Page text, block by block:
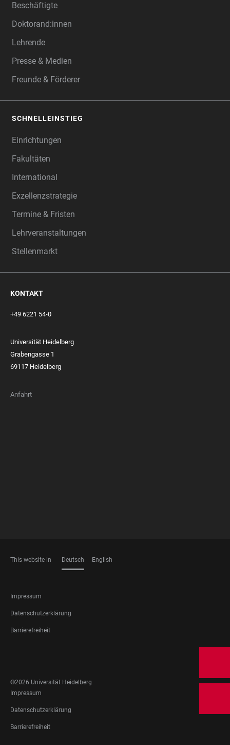
Beschäftigte
Doktorand:innen
Lehrende
Presse & Medien
Freunde & Förderer
SCHNELLEINSTIEG
Einrichtungen
Fakultäten
International
Exzellenzstrategie
Termine & Fristen
Lehrveranstaltungen
Stellenmarkt
KONTAKT
+49 6221 54-0
Universität Heidelberg
Grabengasse 1
69117 Heidelberg
Anfahrt
This website in Deutsch English
FOOTER
LEGAL
Impressum
Datenschutzerklärung
Barrierefreiheit
MEDIA
©2026 Universität Heidelberg
FOOTER
LEGAL
Impressum
Datenschutzerklärung
Barrierefreiheit